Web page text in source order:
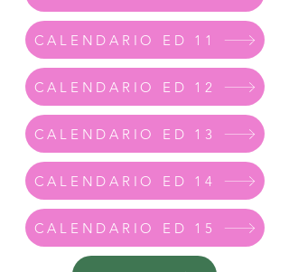
CALENDARIO ED 11
CALENDARIO ED 12
CALENDARIO ED 13
CALENDARIO ED 14
CALENDARIO ED 15